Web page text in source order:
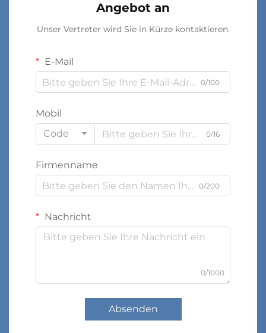
Angebot an
Unser Vertreter wird Sie in Kürze kontaktieren.
E-Mail
0/100
Mobil
Code
0/16
Firmenname
0/200
Nachricht
0/1000
Absenden